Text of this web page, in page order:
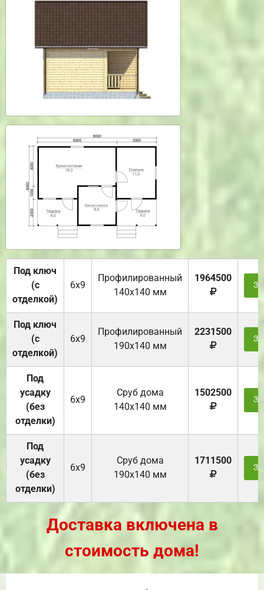
Под ключ
(с
отделкой)
6х9
Профилированный
140х140 мм
1964500
Под ключ
(с
отделкой)
6х9
Профилированный
190х140 мм
2231500
Под
усадку
(без
отделки)
6х9
Cруб дома
140х140 мм
1502500
Под
усадку
(без
отделки)
6х9
Cруб дома
190х140 мм
1711500
Доставка включена в
стоимость дома!